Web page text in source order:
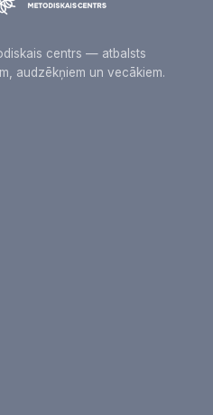
centrs — atbalsts
audzēkņiem un vecākiem.